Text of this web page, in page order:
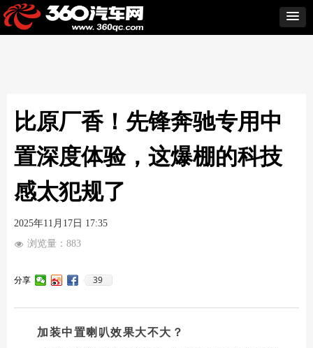
比原厂香！先锋奔驰专用中
置深度体验，这爆棚的科技
感太犯规了
加装中置喇叭效果大不大？
2025年11月17日 17:35
分享 39
넶 浏览量： 883